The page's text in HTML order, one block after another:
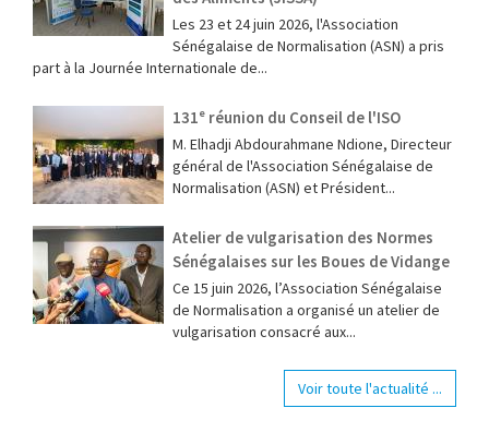
‎Les 23 et 24 juin 2026, l'Association
Sénégalaise de Normalisation (ASN) a pris
part à la Journée Internationale de...
131ᵉ réunion du Conseil de l'ISO
M. Elhadji Abdourahmane Ndione, Directeur
général de l'Association Sénégalaise de
Normalisation (ASN) et Président...
Atelier de vulgarisation des Normes
Sénégalaises sur les Boues de Vidange
Ce 15 juin 2026, l’Association Sénégalaise
de Normalisation a organisé un atelier de
vulgarisation consacré aux...
Voir toute l'actualité ...